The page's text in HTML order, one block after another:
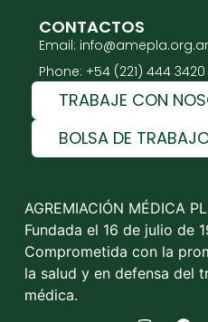
AGREMIACIÓN MÉDICA
Fundada el 16 de julio de
Comprometida con la
la salud y en defensa del
médica.
CONTACTOS
Email: info@amepla.org.ar
Phone: +54 (221) 444 3420
TRABAJE CON
BOLSA DE